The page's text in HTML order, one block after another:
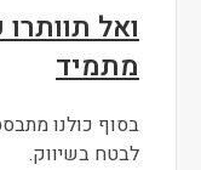
ואל
מתמיד
בסוף כולנו
לבטח בשיווק.